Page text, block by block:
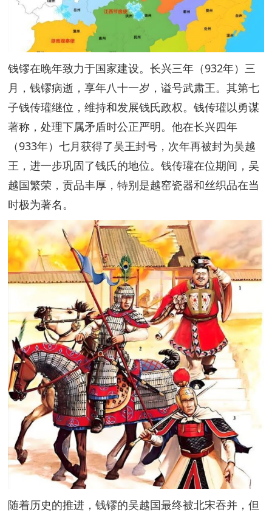
钱镠在晚年致力于国家建设。长兴三年（932年）三
月，钱镠病逝，享年八十一岁，谥号武肃王。其第七
子钱传瓘继位，维持和发展钱氏政权。钱传瓘以勇谋
著称，处理下属矛盾时公正严明。他在长兴四年
（933年）七月获得了吴王封号，次年再被封为吴越
王，进一步巩固了钱氏的地位。钱传瓘在位期间，吴
越国繁荣，贡品丰厚，特别是越窑瓷器和丝织品在当
时极为著名。
随着历史的推进，钱镠的吴越国最终被北宋吞并，但